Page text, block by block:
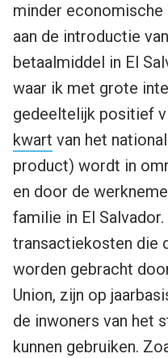
minder economische
aan de introductie
betaalmiddel in El
waar ik met grote
gedeeltelijk positief
kwart van het
product) wordt in
en door de
familie in El Salvador.
transactiekosten die
worden gebracht
Union, zijn op
de inwoners van het
kunnen gebruiken.